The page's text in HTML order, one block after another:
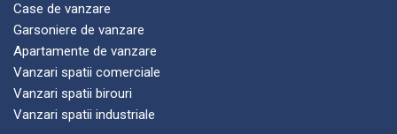
Case de vanzare
Garsoniere de vanzare
Apartamente de vanzare
Vanzari spatii comerciale
Vanzari spatii birouri
Vanzari spatii industriale